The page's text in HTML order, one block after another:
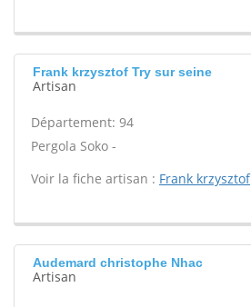
Frank krzysztof Try sur seine
Artisan
Département: 94
Pergola Soko -
Voir la fiche artisan : Frank krzysztof
Audemard christophe Nhac
Artisan